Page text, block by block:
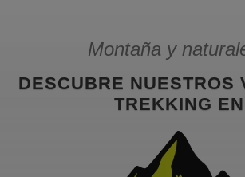
Montaña y
DESCUBRE NUESTROS
TREKKING EN